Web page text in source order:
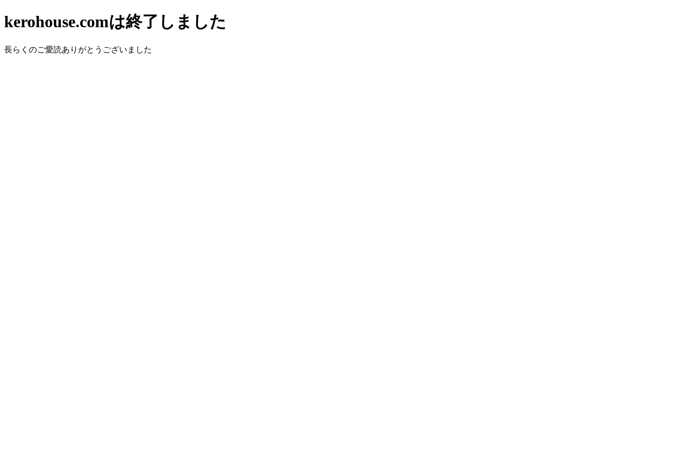
kerohouse.comは終了しました
長らくのご愛読ありがとうございました